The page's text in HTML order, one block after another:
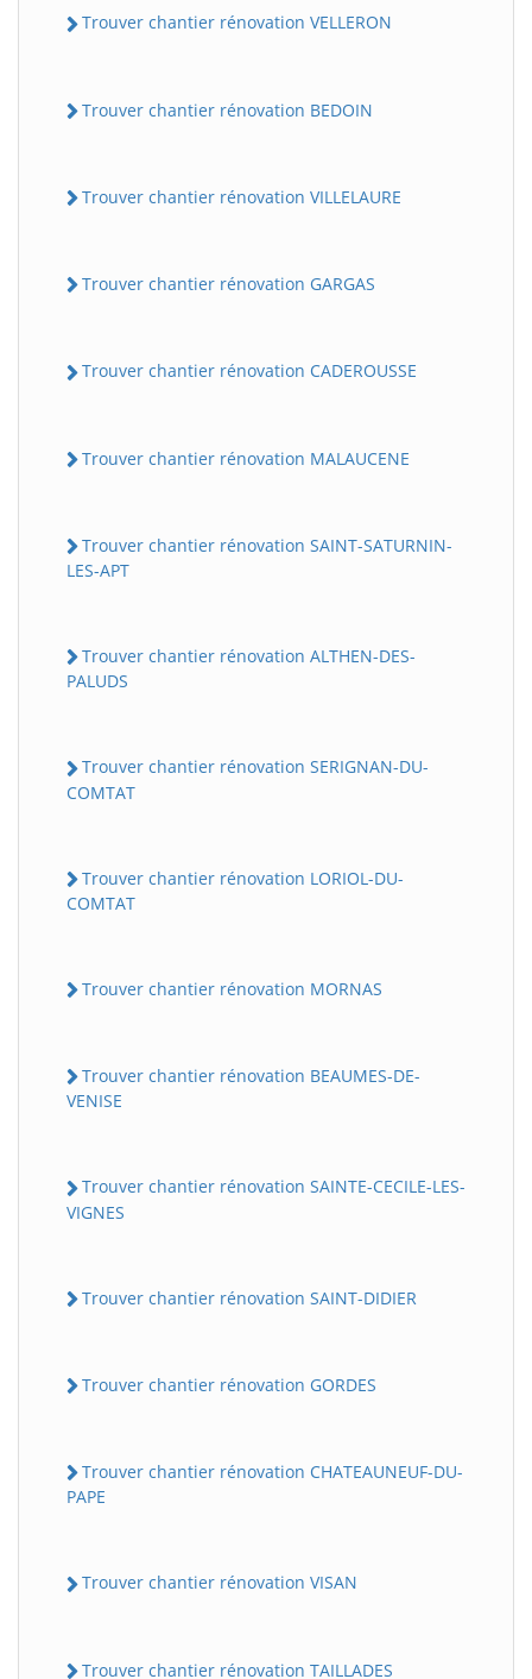
Trouver chantier rénovation VELLERON
Trouver chantier rénovation BEDOIN
Trouver chantier rénovation VILLELAURE
Trouver chantier rénovation GARGAS
Trouver chantier rénovation CADEROUSSE
Trouver chantier rénovation MALAUCENE
Trouver chantier rénovation SAINT-SATURNIN-
LES-APT
Trouver chantier rénovation ALTHEN-DES-
PALUDS
Trouver chantier rénovation SERIGNAN-DU-
COMTAT
Trouver chantier rénovation LORIOL-DU-
COMTAT
Trouver chantier rénovation MORNAS
Trouver chantier rénovation BEAUMES-DE-
VENISE
Trouver chantier rénovation SAINTE-CECILE-LES-
VIGNES
Trouver chantier rénovation SAINT-DIDIER
Trouver chantier rénovation GORDES
Trouver chantier rénovation CHATEAUNEUF-DU-
PAPE
Trouver chantier rénovation VISAN
Trouver chantier rénovation TAILLADES